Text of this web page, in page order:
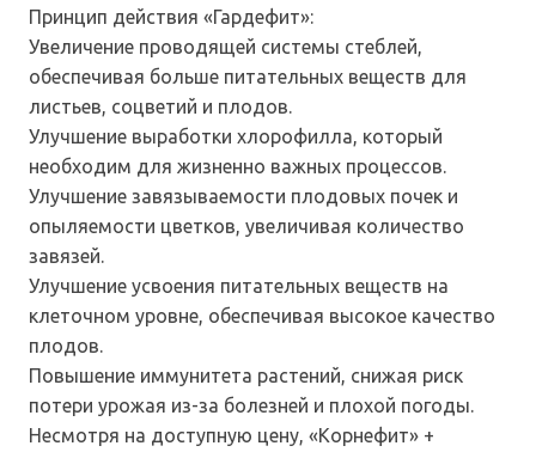
Принцип действия «Гардефит»:
Увеличение проводящей системы стеблей,
обеспечивая больше питательных веществ для
листьев, соцветий и плодов.
Улучшение выработки хлорофилла, который
необходим для жизненно важных процессов.
Улучшение завязываемости плодовых почек и
опыляемости цветков, увеличивая количество
завязей.
Улучшение усвоения питательных веществ на
клеточном уровне, обеспечивая высокое качество
плодов.
Повышение иммунитета растений, снижая риск
потери урожая из-за болезней и плохой погоды.
Несмотря на доступную цену, «Корнефит» +